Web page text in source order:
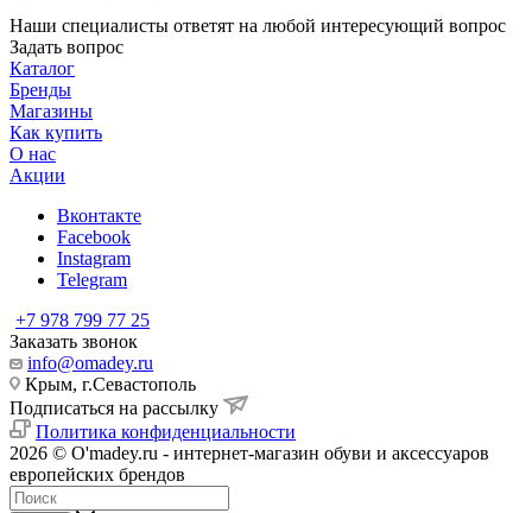
Наши специалисты ответят на любой интересующий вопрос
Задать вопрос
Каталог
Бренды
Магазины
Как купить
О нас
Акции
Вконтакте
Facebook
Instagram
Telegram
+7 978 799 77 25
Заказать звонок
info@omadey.ru
Крым, г.Севастополь
Подписаться на рассылку
Политика конфиденциальности
2026 © O'madey.ru - интернет-магазин обуви и аксессуаров
европейских брендов